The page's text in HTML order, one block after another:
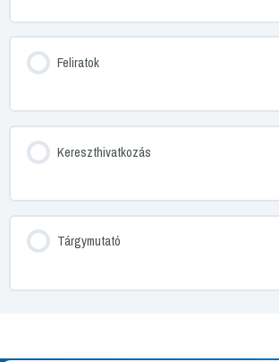
Feliratok
Kereszthivatkozás
Tárgymutató